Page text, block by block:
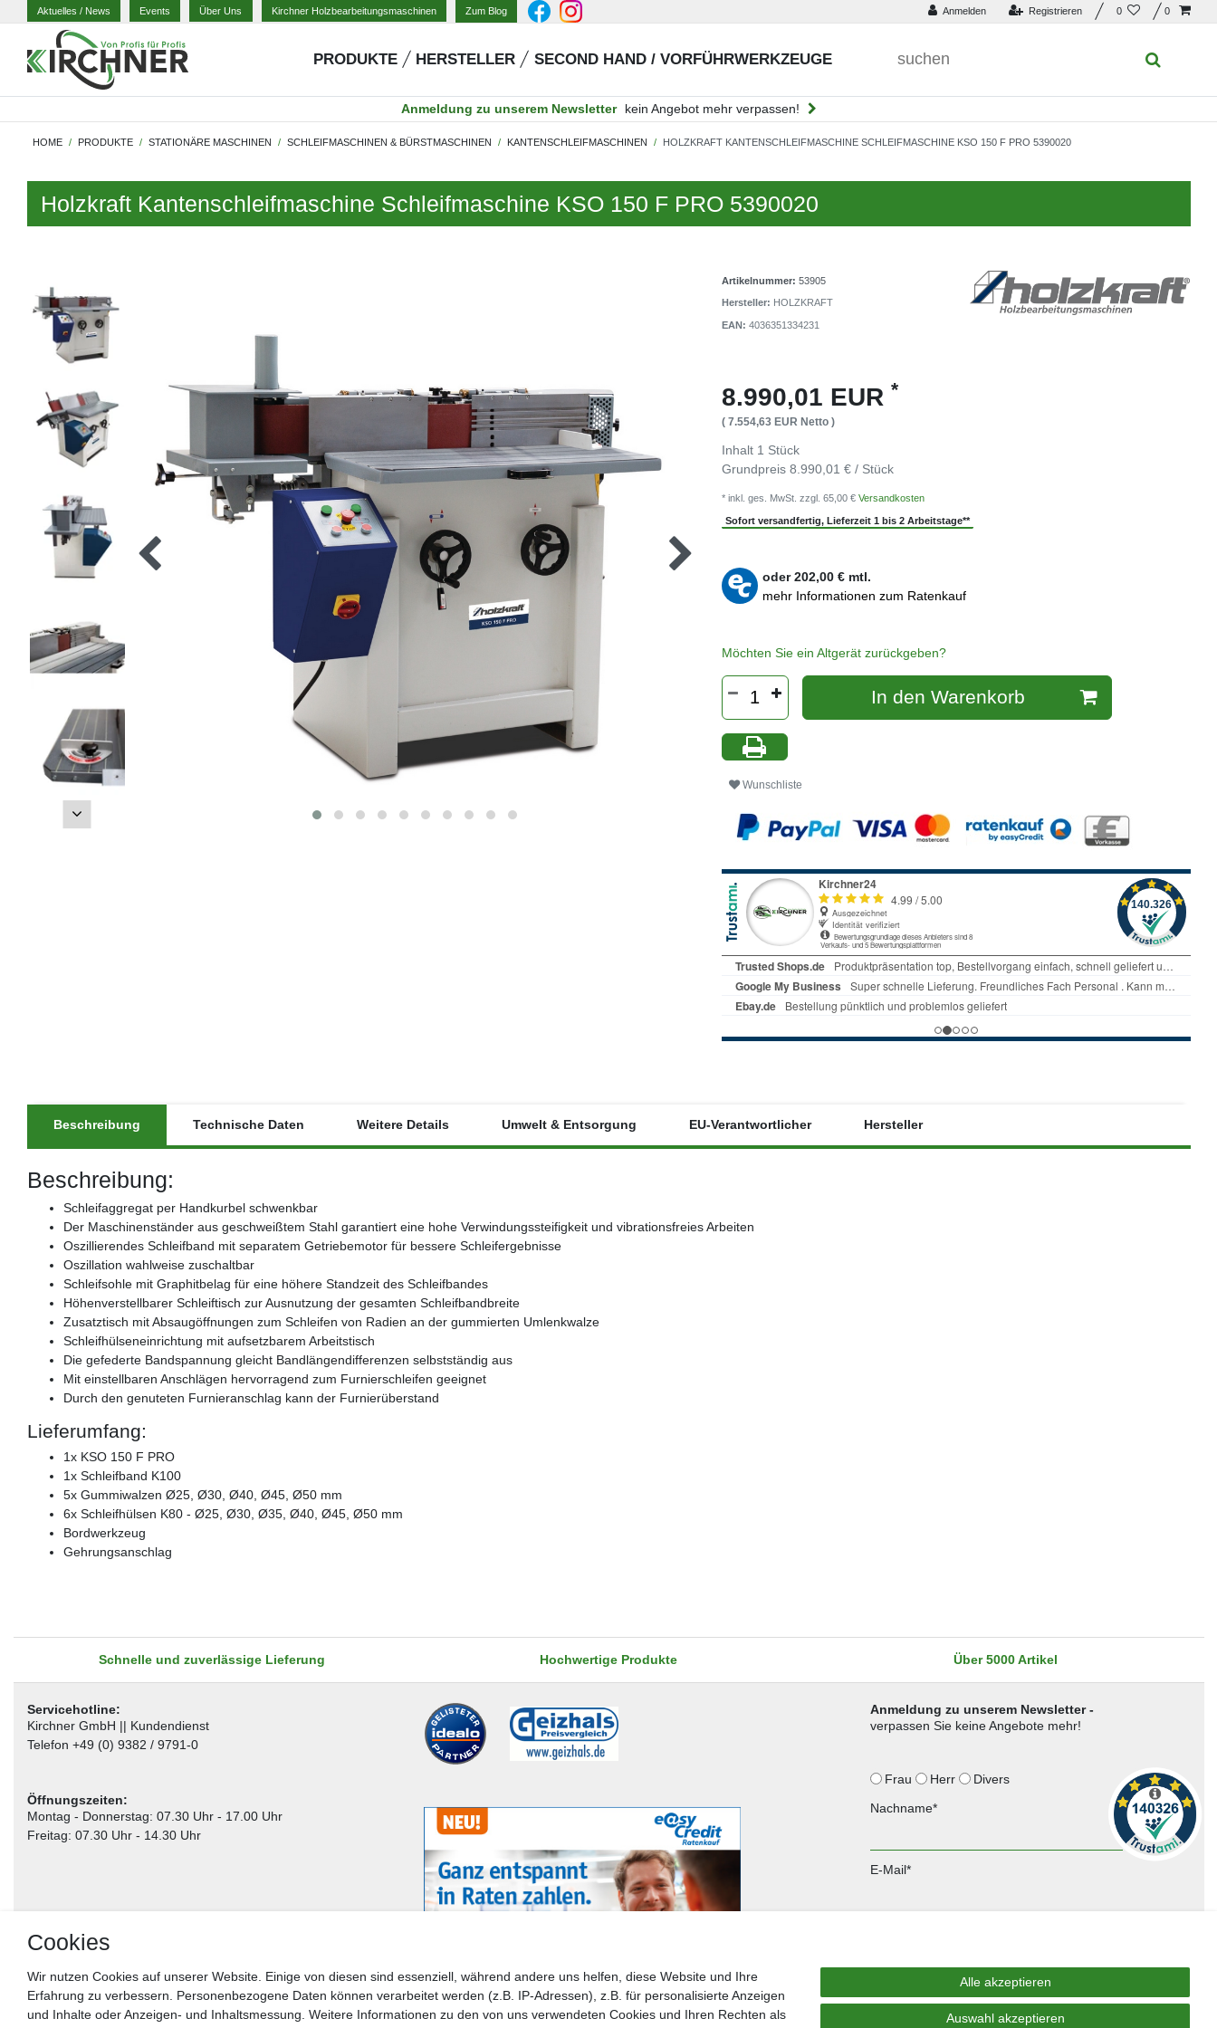
Anmelden Registrieren 0 0
Aktuelles / News Events Über Uns Kirchner Holzbearbeitungsmaschinen Zum Blog
PRODUKTE HERSTELLER SECOND HAND / VORFÜHRWERKZEUGE
Anmeldung zu unserem Newsletter kein Angebot mehr verpassen!
HOME PRODUKTE STATIONÄRE MASCHINEN SCHLEIFMASCHINEN & BÜRSTMASCHINEN KANTENSCHLEIFMASCHINEN HOLZKRAFT KANTENSCHLEIFMASCHINE SCHLEIFMASCHINE KSO 150 F PRO 5390020
Holzkraft Kantenschleifmaschine Schleifmaschine KSO 150 F PRO 5390020
Artikelnummer: 53905
Hersteller: HOLZKRAFT
EAN: 4036351334231
8.990,01 EUR *
( 7.554,63 EUR Netto )
Inhalt 1 Stück
Grundpreis 8.990,01 € / Stück
* inkl. ges. MwSt. zzgl. 65,00 € Versandkosten
Sofort versandfertig, Lieferzeit 1 bis 2 Arbeitstage**
oder202,00€ mtl.
mehr Informationen zum Ratenkauf
Möchten Sie ein Altgerät zurückgeben?
In den Warenkorb
Wunschliste
Beschreibung Technische Daten Weitere Details Umwelt & Entsorgung EU-Verantwortlicher Hersteller
Beschreibung:
Schleifaggregat per Handkurbel schwenkbar
Der Maschinenständer aus geschweißtem Stahl garantiert eine hohe Verwindungssteifigkeit und vibrationsfreies Arbeiten
Oszillierendes Schleifband mit separatem Getriebemotor für bessere Schleifergebnisse
Oszillation wahlweise zuschaltbar
Schleifsohle mit Graphitbelag für eine höhere Standzeit des Schleifbandes
Höhenverstellbarer Schleiftisch zur Ausnutzung der gesamten Schleifbandbreite
Zusatztisch mit Absaugöffnungen zum Schleifen von Radien an der gummierten Umlenkwalze
Schleifhülseneinrichtung mit aufsetzbarem Arbeitstisch
Die gefederte Bandspannung gleicht Bandlängendifferenzen selbstständig aus
Mit einstellbaren Anschlägen hervorragend zum Furnierschleifen geeignet
Durch den genuteten Furnieranschlag kann der Furnierüberstand
Lieferumfang:
1x KSO 150 F PRO
1x Schleifband K100
5x Gummiwalzen Ø25, Ø30, Ø40, Ø45, Ø50 mm
6x Schleifhülsen K80 - Ø25, Ø30, Ø35, Ø40, Ø45, Ø50 mm
Bordwerkzeug
Gehrungsanschlag
Schnelle und zuverlässige Lieferung Hochwertige Produkte Über 5000 Artikel
Servicehotline:
Kirchner GmbH || Kundendienst
Telefon +49 (0) 9382 / 9791-0
Öffnungszeiten:
Montag - Donnerstag: 07.30 Uhr - 17.00 Uhr
Freitag: 07.30 Uhr - 14.30 Uhr
Anmeldung zu unserem Newsletter -
verpassen Sie keine Angebote mehr!
Frau Herr
Divers
Nachname*
E-Mail*
Sie können den Newsletter jederzeit kostenlos abbestellen.
** gilt für Lieferungen innerhalb Deutschlands, Lieferzeiten für andere Länder entnehmen Sie bitte der Schaltfläche mit den Versandinformationen
Cookies
Wir nutzen Cookies auf unserer Website. Einige von diesen sind essenziell, während andere uns helfen, diese Website und Ihre
Erfahrung zu verbessern. Personenbezogene Daten können verarbeitet werden (z.B. IP-Adressen), z.B. für personalisierte Anzeigen
und Inhalte oder Anzeigen- und Inhaltsmessung. Weitere Informationen zu den von uns verwendeten Cookies und Ihren Rechten als
Alle akzeptieren
Auswahl akzeptieren